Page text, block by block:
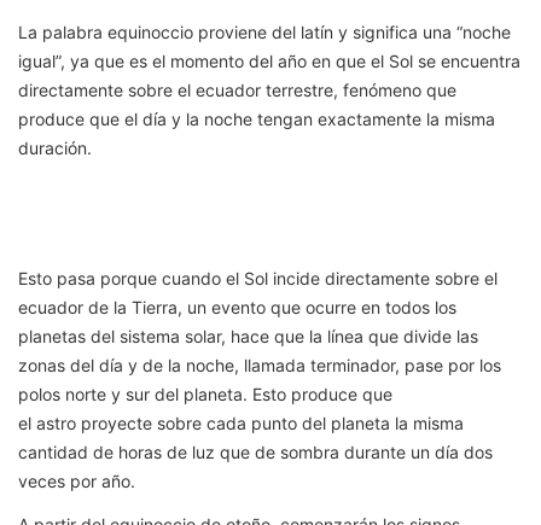
La palabra equinoccio proviene del latín y significa una “noche
igual”, ya que es el momento del año en que el Sol se encuentra
directamente sobre el ecuador terrestre, fenómeno que
produce que el día y la noche tengan exactamente la misma
duración.
Esto pasa porque cuando el Sol incide directamente sobre el
ecuador de la Tierra, un evento que ocurre en todos los
planetas del sistema solar, hace que la línea que divide las
zonas del día y de la noche, llamada terminador, pase por los
polos norte y sur del planeta. Esto produce que
el astro proyecte sobre cada punto del planeta la misma
cantidad de horas de luz que de sombra durante un día dos
veces por año.